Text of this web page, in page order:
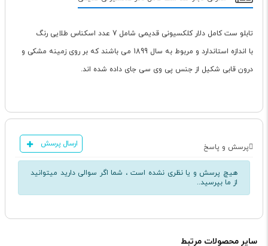
تابلو ست کامل دلار کلکسیونی قدیمی شامل 7 عدد اسکناس طلایی رنگ
با اندازه استاندارد و مربوط به سال 1899 می باشند که بر روی زمینه مشکی و
درون قابی شکیل از جنس پی وی سی جای داده شده اند.
پرسش و پاسخ ارسال پرسش
هیچ پرسش و یا نظری نشده است ، شما اگر سوالی دارید میتوانید
از ما بپرسید..
سایر محصولات مرتبط